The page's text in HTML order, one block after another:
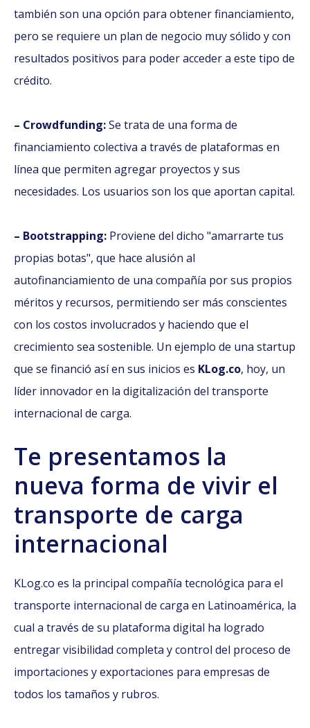
también son una opción para obtener financiamiento,
pero se requiere un plan de negocio muy sólido y con
resultados positivos para poder acceder a este tipo de
crédito.
– Crowdfunding:Se trata de una forma de
financiamiento colectiva a través de plataformas en
línea que permiten agregar proyectos y sus
necesidades. Los usuarios son los que aportan capital.
– Bootstrapping: Proviene del dicho "amarrarte tus
propias botas", que hace alusión al
autofinanciamiento de una compañía por sus propios
méritos y recursos, permitiendo ser más conscientes
con los costos involucrados y haciendo que el
crecimiento sea sostenible. Un ejemplo de una startup
que se financió así en sus inicios es KLog.co, hoy, un
líder innovador en la digitalización del transporte
internacional de carga.
Te presentamos la
nueva forma de vivir el
transporte de carga
internacional
KLog.co es la principal compañía tecnológica para el
transporte internacional de carga en Latinoamérica, la
cual a través de su plataforma digital ha logrado
entregar visibilidad completa y control del proceso de
importaciones y exportaciones para empresas de
todos los tamaños y rubros.